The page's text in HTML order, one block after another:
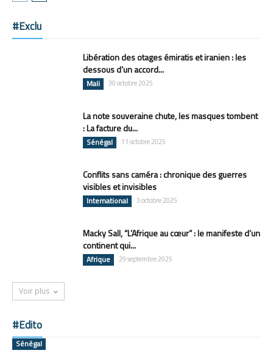
#Exclu
Libération des otages émiratis et iranien : les
dessous d’un accord...
Mali 30 octobre 2025
La note souveraine chute, les masques tombent
: La facture du...
Sénégal 11 octobre 2025
Conflits sans caméra : chronique des guerres
visibles et invisibles
International 3 octobre 2025
Macky Sall, “L’Afrique au cœur” : le manifeste d’un
continent qui...
Afrique 29 septembre 2025
Voir plus
#Edito
Sénégal